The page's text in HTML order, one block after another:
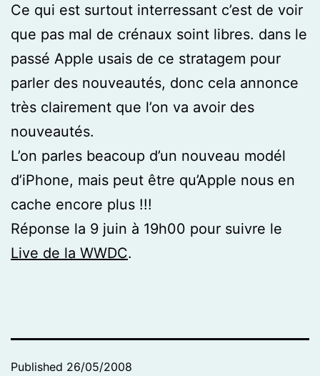
Ce qui est surtout interressant c’est de voir
que pas mal de crénaux soint libres. dans le
passé Apple usais de ce stratagem pour
parler des nouveautés, donc cela annonce
très clairement que l’on va avoir des
nouveautés.
L’on parles beacoup d’un nouveau modél
d’iPhone, mais peut être qu’Apple nous en
cache encore plus !!!
Réponse la 9 juin à 19h00 pour suivre le
Live de la WWDC.
Published 26/05/2008